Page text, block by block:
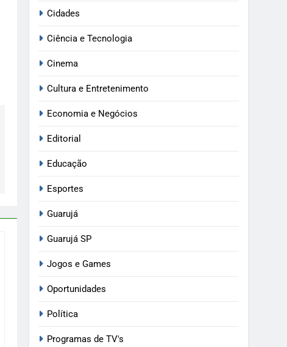
Cidades
Ciência e Tecnologia
Cinema
Cultura e Entretenimento
Economia e Negócios
Editorial
Educação
Esportes
Guarujá
Guarujá SP
Jogos e Games
Oportunidades
Política
Programas de TV's